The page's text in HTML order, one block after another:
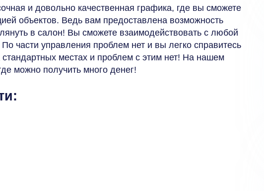
и довольно качественная графика, где вы сможете
объектов. Ведь вам предоставлена возможность
в салон! Вы сможете взаимодействовать с любой
По части управления проблем нет и вы легко справитесь
местах и проблем с этим нет! На нашем
можно получить много денег!